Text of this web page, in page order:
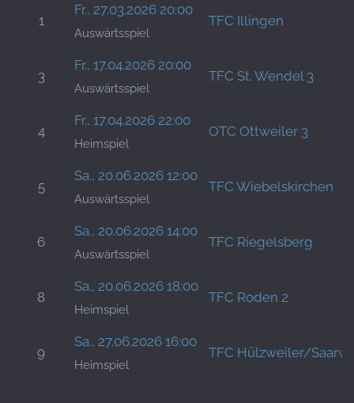
1
Fr., 27.03.2026 20:00
Auswärtsspiel
TFC Illingen
3
Fr., 17.04.2026 20:00
Auswärtsspiel
TFC St. Wendel 3
4
Fr., 17.04.2026 22:00
Heimspiel
OTC Ottweiler 3
5
Sa., 20.06.2026 12:00
Auswärtsspiel
TFC Wiebelskirchen
6
Sa., 20.06.2026 14:00
Auswärtsspiel
TFC Riegelsberg
8
Sa., 20.06.2026 18:00
Heimspiel
TFC Roden 2
9
Sa., 27.06.2026 16:00
Heimspiel
TFC Hülzweiler/